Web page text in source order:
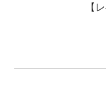
【